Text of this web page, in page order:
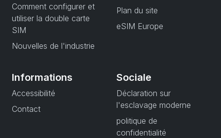
Comment configurer et
utiliser la double carte
SIM
Nouvelles de l'industrie
Plan du site
eSIM Europe
Informations
Accessibilité
Contact
Sociale
Déclaration sur
l'esclavage moderne
politique de
confidentialité